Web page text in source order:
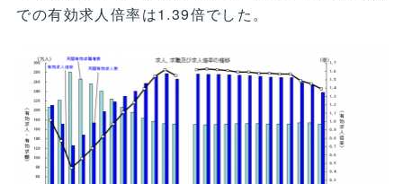
での有効求人倍率は1.39倍でした。